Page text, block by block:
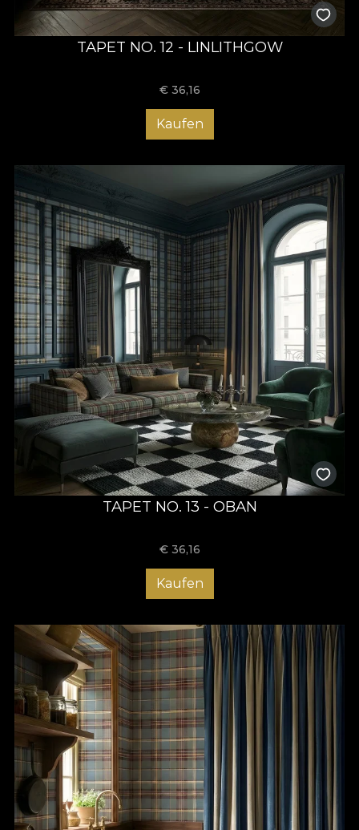
TAPET NO. 12 - LINLITHGOW
€ 36,16
Kaufen
TAPET NO. 13 - OBAN
€ 36,16
Kaufen